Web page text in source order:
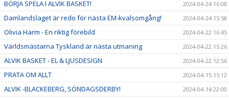
BÖRJA SPELA I ALVIK BASKET! 2024-04-24 16:08
Damlandslaget är redo för nästa EM-kvalsomgång! 2024-04-24 15:58
Olivia Harm - En riktig förebild 2024-04-22 16:45
Världsmästarna Tyskland är nästa utmaning 2024-04-22 15:26
ALVIK BASKET - EL & LJUSDESIGN 2024-04-22 12:56
PRATA OM ALLT 2024-04-15 15:12
ALVIK -BLACKEBERG, SÖNDAGSDERBY! 2024-04-14 22:00